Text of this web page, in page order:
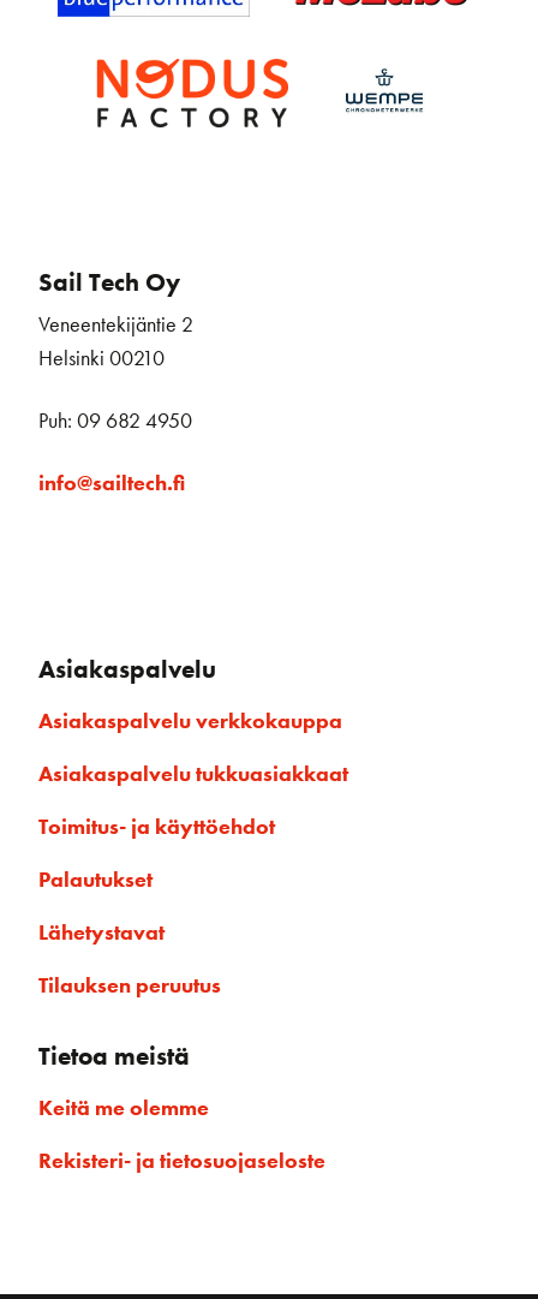
Sail Tech Oy
Veneentekijäntie 2
Helsinki 00210
Puh: 09 682 4950
info@sailtech.fi
Asiakaspalvelu
Asiakaspalvelu verkkokauppa
Asiakaspalvelu tukkuasiakkaat
Toimitus- ja käyttöehdot
Palautukset
Lähetystavat
Tilauksen peruutus
Tietoa meistä
Keitä me olemme
Rekisteri- ja tietosuojaseloste